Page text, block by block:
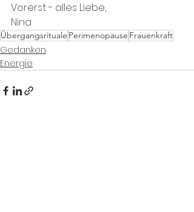
Vorerst - alles Liebe,
Nina
Übergangsrituale Perimenopause Frauenkraft
Gedanken
Energie